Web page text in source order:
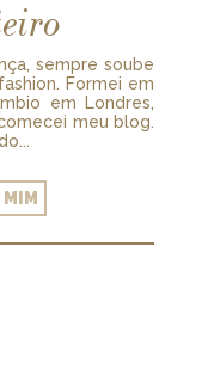
sempre soube
Formei em
em Londres,
meu blog.